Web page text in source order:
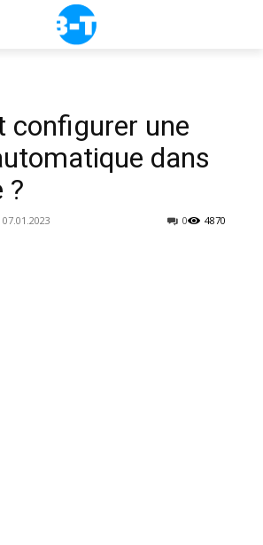
configurer une
dans
?
07.01.2023 4870
0